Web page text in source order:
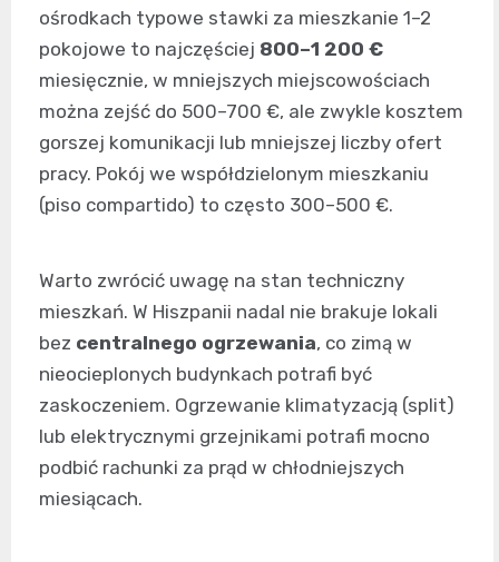
ośrodkach typowe stawki za mieszkanie 1–2
pokojowe to najczęściej 800–1 200 €
miesięcznie, w mniejszych miejscowościach
można zejść do 500–700 €, ale zwykle kosztem
gorszej komunikacji lub mniejszej liczby ofert
pracy. Pokój we współdzielonym mieszkaniu
(piso compartido) to często 300–500 €.
Warto zwrócić uwagę na stan techniczny
mieszkań. W Hiszpanii nadal nie brakuje lokali
bez centralnego ogrzewania, co zimą w
nieocieplonych budynkach potrafi być
zaskoczeniem. Ogrzewanie klimatyzacją (split)
lub elektrycznymi grzejnikami potrafi mocno
podbić rachunki za prąd w chłodniejszych
miesiącach.